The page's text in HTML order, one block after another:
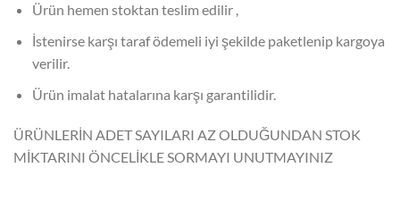
Ürün hemen stoktan teslim edilir ,
İstenirse karşı taraf ödemeli iyi şekilde paketlenip kargoya
verilir.
Ürün imalat hatalarına karşı garantilidir.
ÜRÜNLERİN ADET SAYILARI AZ OLDUĞUNDAN STOK
MİKTARINI ÖNCELİKLE SORMAYI UNUTMAYINIZ